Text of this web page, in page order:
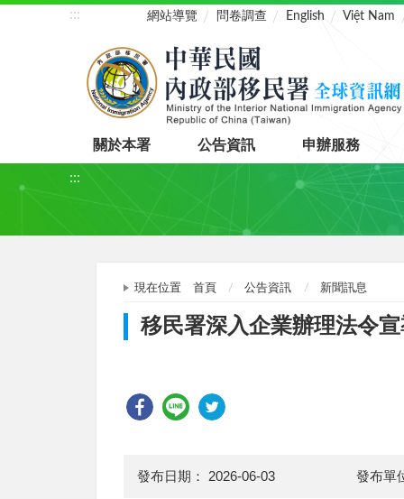
::: 網站導覽 問卷調查 English Việt Nam
關於本署 公告資訊 申辦服務
:::
現在位置 首頁 公告資訊 新聞訊息
移民署深入企業辦理法令
發布日期： 2026-06-03 發布單